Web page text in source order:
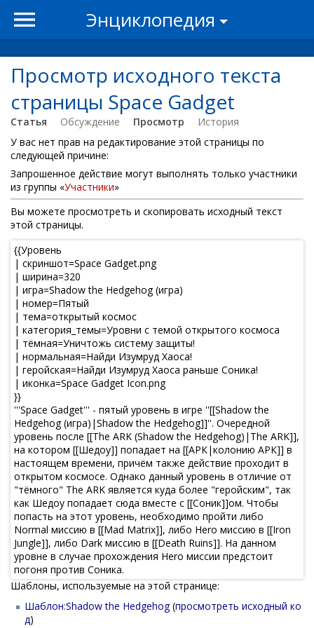
Энциклопедия
Просмотр исходного текста
страницы Space Gadget
Статья Обсуждение Просмотр
История
У вас нет прав на редактирование этой страницы по
следующей причине:
Запрошенное действие могут выполнять только участники
из группы «Участники»
Вы можете просмотреть и скопировать исходный текст
этой страницы.
Шаблоны, используемые на этой странице:
Шаблон:Shadow the Hedgehog(просмотреть исходный ко
д)